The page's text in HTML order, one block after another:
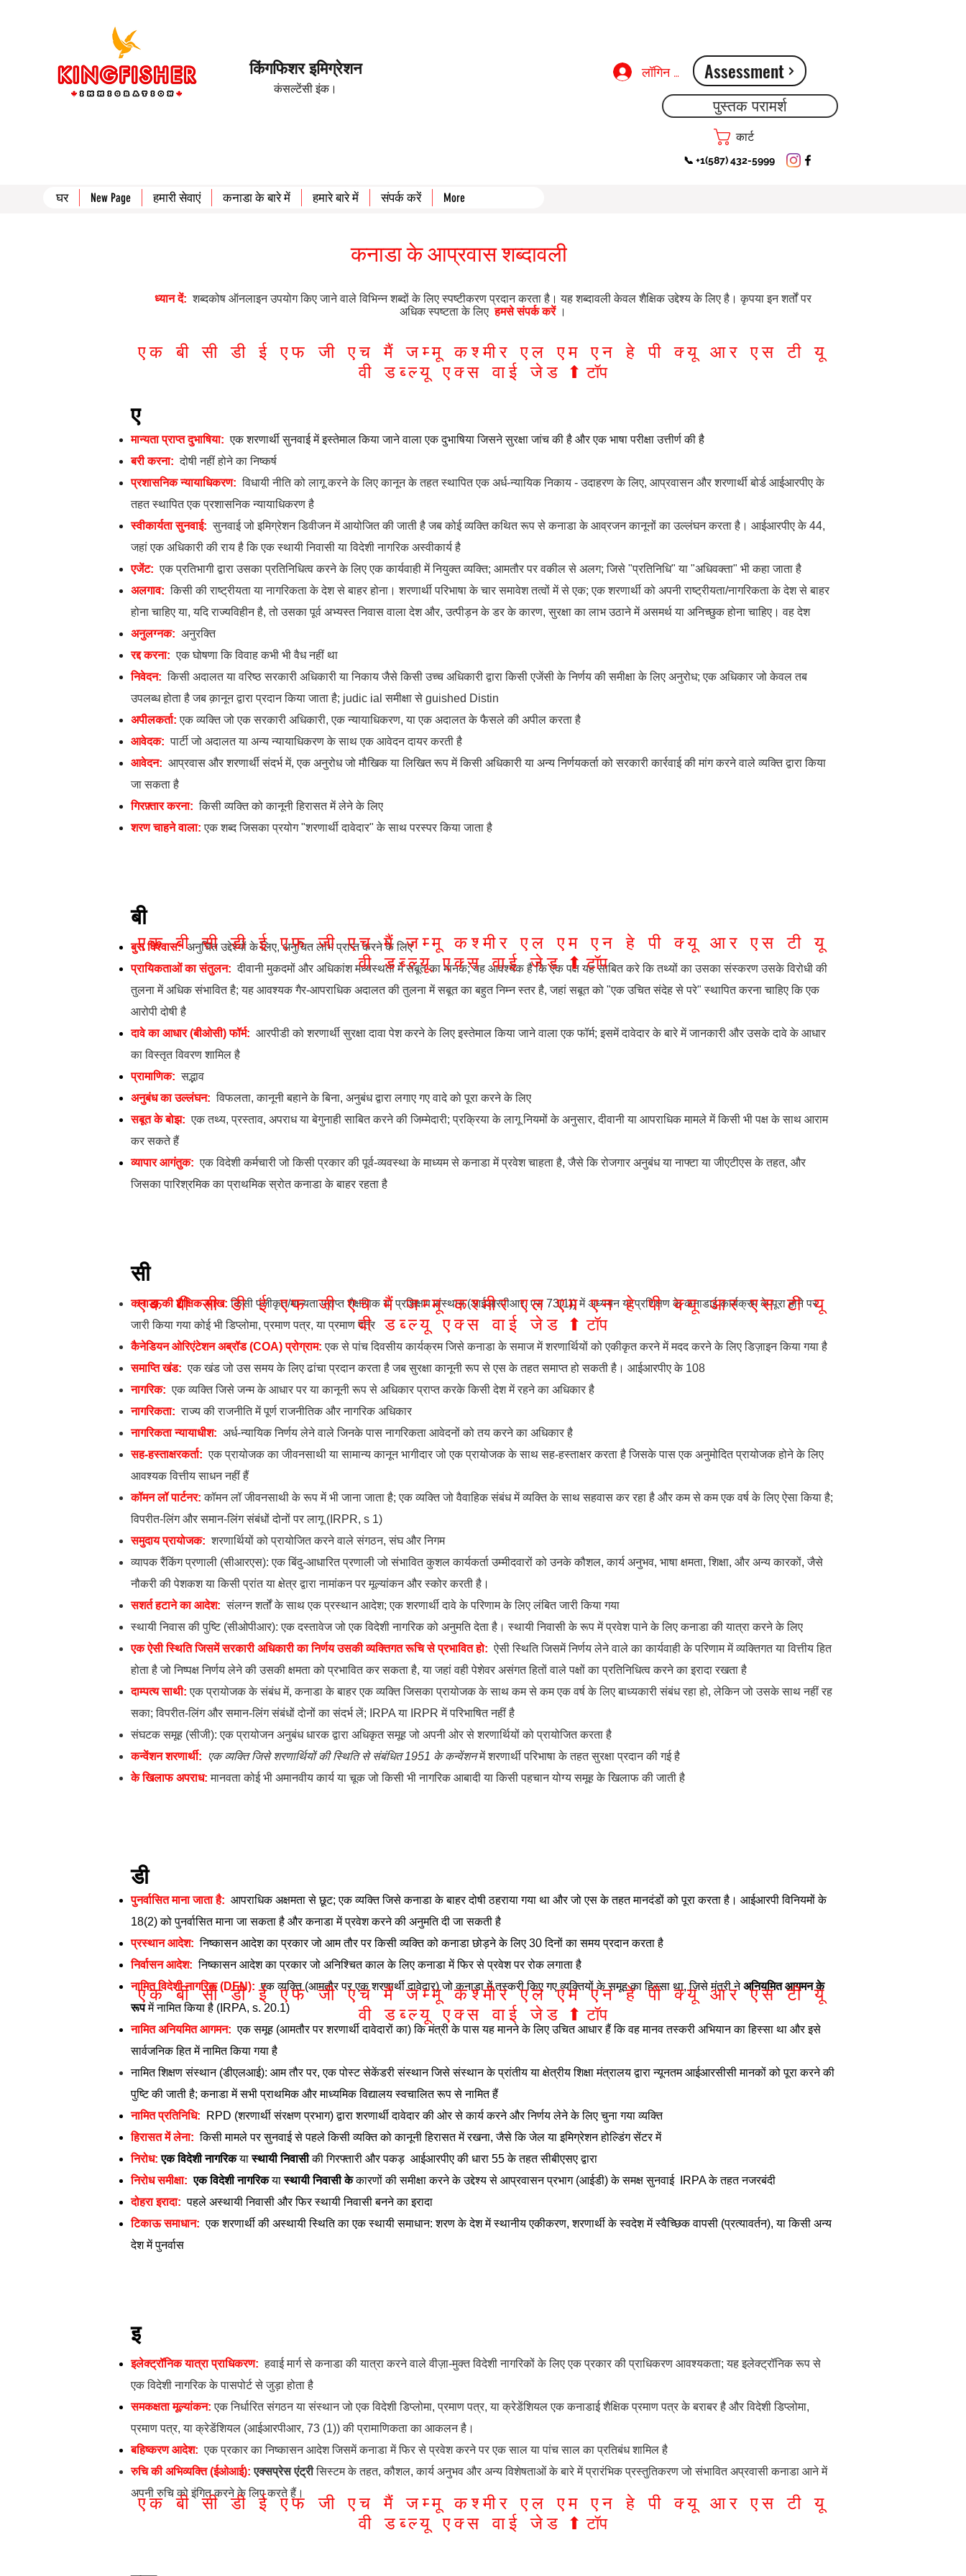
किंगफिशर इमिग्रेशन
कंसल्टेंसी इंक।
लॉगिन करें Assessment
पुस्तक परामर्श
कार्ट
📞 +1(587) 432-5999
घर New Page हमारी सेवाएं कनाडा के बारे में हमारे बारे में संपर्क करें More
कनाडा के आप्रवास शब्दावली
ध्यान दें: शब्दकोष ऑनलाइन उपयोग किए जाने वाले विभिन्न शब्दों के लिए स्पष्टीकरण प्रदान करता है। यह शब्दावली केवल शैक्षिक उद्देश्य के लिए है। कृपया इन शर्तों पर
अधिक स्पष्टता के लिएहमसे संपर्क करें।
एकबी सी डी ई एफ जी एच मैं जम्मू कश्मीर एल एम एन हे पी क्यू आर एस टी
यू
वी
डब्ल्यू एक्स वाई जेड ⬆︎ टॉप
ए​
मान्यता प्राप्त दुभाषिया: एक शरणार्थी सुनवाई में इस्तेमाल किया जाने वाला एक दुभाषिया जिसने सुरक्षा जांच की है और एक भाषा परीक्षा उत्तीर्ण की है
बरी करना: दोषी नहीं होने का निष्कर्ष
प्रशासनिक न्यायाधिकरण: विधायी नीति को लागू करने के लिए कानून के तहत स्थापित एक अर्ध-न्यायिक निकाय - उदाहरण के लिए, आप्रवासन और शरणार्थी बोर्ड आईआरपीए के
तहत स्थापित एक प्रशासनिक न्यायाधिकरण है
स्वीकार्यता सुनवाई: सुनवाई जो इमिग्रेशन डिवीजन में आयोजित की जाती है जब कोई व्यक्ति कथित रूप से कनाडा के आव्रजन कानूनों का उल्लंघन करता है। आईआरपीए के 44,
जहां एक अधिकारी की राय है कि एक स्थायी निवासी या विदेशी नागरिक अस्वीकार्य है
एजेंट: एक प्रतिभागी द्वारा उसका प्रतिनिधित्व करने के लिए एक कार्यवाही में नियुक्त व्यक्ति; आमतौर पर वकील से अलग; जिसे "प्रतिनिधि" या "अधिवक्ता" भी कहा जाता है
अलगाव: किसी की राष्ट्रीयता या नागरिकता के देश से बाहर होना। शरणार्थी परिभाषा के चार समावेश तत्वों में से एक; एक शरणार्थी को अपनी राष्ट्रीयता/नागरिकता के देश से बाहर
होना चाहिए या, यदि राज्यविहीन है, तो उसका पूर्व अभ्यस्त निवास वाला देश और, उत्पीड़न के डर के कारण, सुरक्षा का लाभ उठाने में असमर्थ या अनिच्छुक होना चाहिए। वह देश
अनुलग्नक: अनुरक्ति
रद्द करना: एक घोषणा किविवाह कभी भी वैध नहीं था
निवेदन: किसी अदालत या वरिष्ठ सरकारी अधिकारी या निकाय जैसे किसी उच्च अधिकारी द्वारा किसी एजेंसी के निर्णय की समीक्षा के लिए अनुरोध; एक अधिकार जो केवल तब
उपलब्ध होता है जब क़ानून द्वारा प्रदान किया जाता है; judic ial समीक्षासे guished Distin
अपीलकर्ता: एक व्यक्ति जो एक सरकारी अधिकारी, एक न्यायाधिकरण, या एक अदालत के फैसले की अपील करता है
आवेदक: पार्टी जो अदालत या अन्य न्यायाधिकरण के साथ एक आवेदन दायर करती है
आवेदन: आप्रवास और शरणार्थी संदर्भ में, एक अनुरोध जो मौखिक या लिखित रूप में किसी अधिकारी या अन्य निर्णयकर्ता को सरकारी कार्रवाई की मांग करने वाले व्यक्ति द्वारा किया
जा सकता है
गिरफ़्तार करना: किसी व्यक्ति को कानूनी हिरासत में लेने के लिए
शरण चाहने वाला: एक शब्द जिसका प्रयोग "शरणार्थी दावेदार" के साथ परस्पर किया जाता है
बी
बुरा विश्वास: अनुचित उद्देश्यों के लिए, अनुचित लाभ प्राप्त करने के लिए
प्रायिकताओं का संतुलन: दीवानी मुकदमों और अधिकांश मध्यस्थता में सबूत का मानक; यह आवश्यक है कि एक पक्ष यह साबित करे कि तथ्यों का उसका संस्करण उसके विरोधी की
तुलना में अधिक संभावित है; यह आवश्यक गैर-आपराधिक अदालत की तुलना में सबूत का बहुत निम्न स्तर है, जहां सबूत को "एक उचित संदेह से परे" स्थापित करना चाहिए कि एक
आरोपी दोषी है
दावे का आधार (बीओसी) फॉर्म: आरपीडी को शरणार्थी सुरक्षा दावा पेश करने के लिए इस्तेमाल किया जाने वाला एक फॉर्म; इसमें दावेदार के बारे में जानकारी और उसके दावे के आधार
का विस्तृत विवरण शामिल है
प्रामाणिक: सद्भाव
अनुबंध का उल्लंघन: विफलता, कानूनी बहाने के बिना, अनुबंध द्वारा लगाए गए वादे को पूरा करने के लिए
सबूत के बोझ: एक तथ्य, प्रस्ताव, अपराध या बेगुनाही साबित करने की जिम्मेदारी; प्रक्रिया के लागू नियमों के अनुसार, दीवानी या आपराधिक मामले में किसी भी पक्ष के साथ आराम
कर सकते हैं
व्यापार आगंतुक: एक विदेशी कर्मचारी जो किसी प्रकार की पूर्व-व्यवस्था के माध्यम से कनाडा में प्रवेश चाहता है, जैसे कि रोजगार अनुबंध या नाफ्टा या जीएटीएस के तहत, और
जिसका पारिश्रमिक का प्राथमिक स्रोत कनाडा के बाहर रहता है
सी
कनाडा की शैक्षिक साख: किसी पंजीकृत/मान्यता प्राप्त शैक्षणिक या प्रशिक्षण संस्थान (आईआरपीआर, एस 73(1)) में अध्ययन या प्रशिक्षण के कनाडाई कार्यक्रम के पूरा होने पर
जारी किया गया कोई भी डिप्लोमा, प्रमाण पत्र, या प्रमाण पत्र
कैनेडियन ओरिएंटेशन अब्रॉड (COA) प्रोग्राम: एक से पांच दिवसीय कार्यक्रम जिसे कनाडा के समाज में शरणार्थियों को एकीकृत करने में मदद करने के लिए डिज़ाइन किया गया है
समाप्ति खंड: एक खंड जो उस समय के लिए ढांचा प्रदान करता है जब सुरक्षा कानूनी रूप से एस के तहत समाप्त हो सकती है। आईआरपीए के 108
नागरिक: एक व्यक्ति जिसे जन्म के आधार पर या कानूनी रूप से अधिकार प्राप्त करके किसी देश में रहने का अधिकार है
नागरिकता: राज्य की राजनीति में पूर्ण राजनीतिक और नागरिक अधिकार
नागरिकता न्यायाधीश: अर्ध-न्यायिक निर्णय लेने वाले जिनके पास नागरिकता आवेदनों को तय करने का अधिकार है
सह-हस्ताक्षरकर्ता: एक प्रायोजक का जीवनसाथी या सामान्य कानून भागीदार जो एक प्रायोजक के साथ सह-हस्ताक्षर करता है जिसके पास एक अनुमोदित प्रायोजक होने के लिए
आवश्यक वित्तीय साधन नहीं हैं
कॉमन लॉ पार्टनर: कॉमन लॉ जीवनसाथी के रूप में भी जाना जाता है; एक व्यक्ति जो वैवाहिक संबंध में व्यक्ति के साथ सहवास कर रहा है और कम से कम एक वर्ष के लिए ऐसा किया है;
विपरीत-लिंग और समान-लिंग संबंधों दोनों पर लागू (IRPR, s 1)
समुदाय प्रायोजक: शरणार्थियों को प्रायोजित करने वाले संगठन, संघ और निगम
व्यापक रैंकिंग प्रणाली (सीआरएस): एक बिंदु-आधारित प्रणाली जो संभावित कुशल कार्यकर्ता उम्मीदवारों को उनके कौशल, कार्य अनुभव, भाषा क्षमता, शिक्षा, और अन्य कारकों, जैसे
नौकरी की पेशकश या किसी प्रांत या क्षेत्र द्वारा नामांकन पर मूल्यांकन और स्कोर करती है।
सशर्त हटाने का आदेश: संलग्न शर्तों के साथ एक प्रस्थान आदेश; एक शरणार्थी दावे के परिणाम के लिए लंबित जारी किया गया
स्थायी निवास की पुष्टि (सीओपीआर): एक दस्तावेज जो एक विदेशी नागरिक को अनुमति देता है। स्थायी निवासी के रूप में प्रवेश पाने के लिए कनाडा की यात्रा करने के लिए
एक ऐसी स्थिति जिसमें सरकारी अधिकारी का निर्णय उसकी व्यक्तिगत रूचि से प्रभावित हो: ऐसी स्थिति जिसमें निर्णय लेने वाले का कार्यवाही के परिणाम में व्यक्तिगत या वित्तीय हित
होता है जो निष्पक्ष निर्णय लेने की उसकी क्षमता को प्रभावित कर सकता है, या जहां वही पेशेवर असंगत हितों वाले पक्षों का प्रतिनिधित्व करने का इरादा रखता है
दाम्पत्य साथी: एक प्रायोजक के संबंध में, कनाडा के बाहर एक व्यक्ति जिसका प्रायोजक के साथ कम से कम एक वर्ष के लिए बाध्यकारी संबंध रहा हो, लेकिन जो उसके साथ नहीं रह
सका; विपरीत-लिंग और समान-लिंग संबंधों दोनों का संदर्भ लें; IRPA या IRPR में परिभाषित नहीं है
संघटक समूह (सीजी): एक प्रायोजन अनुबंध धारक द्वारा अधिकृत समूह जो अपनी ओर से शरणार्थियों को प्रायोजित करता है
कन्वेंशन शरणार्थी: एक व्यक्ति जिसे शरणार्थियों की स्थिति से संबंधित 1951 के कन्वेंशनमें शरणार्थी परिभाषा के तहत सुरक्षा प्रदान की गई है
के खिलाफ अपराध: मानवता कोई भी अमानवीय कार्य या चूक जो किसी भी नागरिक आबादी या किसी पहचान योग्य समूह के खिलाफ की जाती है
डी
पुनर्वासित माना जाता है: आपराधिक अक्षमता से छूट; एक व्यक्ति जिसे कनाडा के बाहर दोषी ठहराया गया था और जो एस के तहत मानदंडों को पूरा करता है। आईआरपी विनियमों के
18(2) को पुनर्वासित माना जा सकता है और कनाडा में प्रवेश करने की अनुमति दी जा सकती है
प्रस्थान आदेश: निष्कासन आदेश का प्रकार जो आम तौर पर किसी व्यक्ति को कनाडा छोड़ने के लिए 30 दिनों का समय प्रदान करता है
निर्वासन आदेश: निष्कासन आदेश का प्रकार जो अनिश्चित काल के लिए कनाडा में फिर से प्रवेश पर रोक लगाता है
नामित विदेशी नागरिक (DFN): एक व्यक्ति (आमतौर पर एक शरणार्थी दावेदार) जो कनाडा में तस्करी किए गए व्यक्तियों के समूह का हिस्सा था, जिसे मंत्री नेअनियमित आगमन के
रूपमें नामित किया है (IRPA, s. 20.1)
नामित अनियमित आगमन: एक समूह (आमतौर पर शरणार्थी दावेदारों का) कि मंत्री के पास यह मानने के लिए उचित आधार हैं कि वह मानव तस्करी अभियान का हिस्सा था और इसे
सार्वजनिक हित में नामित किया गया है
नामित शिक्षण संस्थान (डीएलआई): आम तौर पर, एक पोस्ट सेकेंडरी संस्थान जिसे संस्थान के प्रांतीय या क्षेत्रीय शिक्षा मंत्रालय द्वारा न्यूनतम आईआरसीसी मानकों को पूरा करने की
पुष्टि की जाती है; कनाडा में सभी प्राथमिक और माध्यमिक विद्यालय स्वचालित रूप से नामित हैं
नामित प्रतिनिधि:
RPD (शरणार्थी संरक्षण प्रभाग) द्वारा शरणार्थी दावेदार की ओर से कार्य करने और निर्णय लेने के लिए चुना गया व्यक्ति
हिरासत में लेना: किसी मामले पर सुनवाई से पहले किसी व्यक्ति को कानूनी हिरासत में रखना, जैसे कि जेल या इमिग्रेशन होल्डिंग सेंटर में
निरोध: एक विदेशी नागरिकयास्थायी निवासीकी गिरफ्तारी और पकड़ आईआरपीए की धारा 55 के तहत सीबीएसए द्वारा
निरोध समीक्षा: एक विदेशी नागरिकयास्थायी निवासी केकारणों की समीक्षा करने के उद्देश्य से आप्रवासन प्रभाग (आईडी) के समक्ष सुनवाई
IRPA के तहत नजरबंदी
दोहरा इरादा: पहले अस्थायी निवासी और फिर स्थायी निवासी बनने का इरादा
टिकाऊ समाधान: एक शरणार्थी की अस्थायी स्थिति का एक स्थायी समाधान: शरण के देश में स्थानीय एकीकरण, शरणार्थी के स्वदेश में स्वैच्छिक वापसी (प्रत्यावर्तन), या किसी अन्य
देश में पुनर्वास
इ
इलेक्ट्रॉनिक यात्रा प्राधिकरण: हवाई मार्ग से कनाडा की यात्रा करने वाले वीज़ा-मुक्त विदेशी नागरिकों के लिए एक प्रकार की प्राधिकरण आवश्यकता; यह इलेक्ट्रॉनिक रूप से
एक विदेशी नागरिक के पासपोर्ट से जुड़ा होता है
समकक्षता मूल्यांकन: एक निर्धारित संगठन या संस्थान जो एक विदेशी डिप्लोमा, प्रमाण पत्र, या क्रेडेंशियल एक कनाडाई शैक्षिक प्रमाण पत्र के बराबर है और विदेशी डिप्लोमा,
प्रमाण पत्र, या क्रेडेंशियल (आईआरपीआर, 73 (1)) की प्रामाणिकता का आकलन है।
बहिष्करण आदेश: एक प्रकार का निष्कासन आदेश जिसमें कनाडा में फिर से प्रवेश करने पर एक साल या पांच साल का प्रतिबंध शामिल है
रुचि की अभिव्यक्ति (ईओआई): एक्सप्रेस एंट्रीसिस्टम के तहत, कौशल, कार्य अनुभव और अन्य विशेषताओं के बारे में प्रारंभिक प्रस्तुतिकरण जो संभावित अप्रवासी कनाडा आने में
अपनी रुचि को इंगित करने के लिए करते हैं।
एक बी सी डी ई एफ जी एच मैं जम्मू कश्मीर एल एम एन हे पी क्यू आर एस टी
यू
वी डब्ल्यू एक्स वाई जेड ⬆︎ टॉप
एक बी सी डी ई एफ जी एच मैं जम्मू कश्मीर एल एम एन हे पी क्यू आर एस टी यू
वी डब्ल्यू एक्स वाई जेड ⬆︎ टॉप
एक बी सी डी ई एफ जी एच मैं जम्मू कश्मीर एल एम एन हे पी क्यू आर एस टी यू
वी
डब्ल्यू एक्स वाई जेड ⬆︎ टॉप
एक बी सी डी ई एफ जी एच मैं जम्मू कश्मीर एल एम एन हे पी क्यू आर एस टी
यू
वी
डब्ल्यू एक्स वाई जेड ⬆︎ टॉप